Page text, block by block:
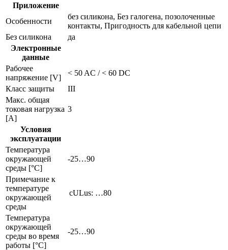
Приложение
Особенности
без силикона, Без галогена, позолоченные
контакты, Пригодность для кабельной цепи
Без силикона
да
Электронные
данные
Рабочее
напряжение [V]
< 50 AC / < 60 DC
Класс защиты
III
Макс. общая
токовая нагрузка
[A]
3
Условия
эксплуатации
Температура
окружающей
среды [°C]
-25…90
Примечание к
температуре
окружающей
среды
cULus: …80
Температура
окружающей
среды во время
работы [°C]
-25…90